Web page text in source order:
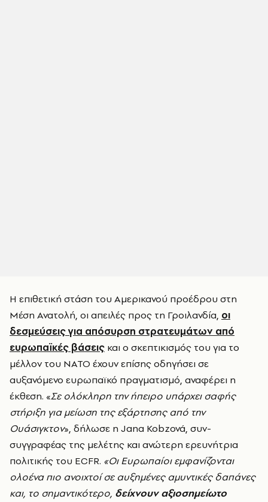
Η επιθετική στάση του Αμερικανού προέδρου στη
Μέση Ανατολή, οι απειλές προς τη Γροιλανδία, οι
δεσμεύσεις για απόσυρση στρατευμάτων από
ευρωπαϊκές βάσεις και ο σκεπτικισμός του για το
μέλλον του ΝΑΤΟ έχουν επίσης οδηγήσει σε
αυξανόμενο ευρωπαϊκό πραγματισμό, αναφέρει η
έκθεση. «Σε ολόκληρη την ήπειρο υπάρχει σαφής
στήριξη για μείωση της εξάρτησης από την
Ουάσιγκτον», δήλωσε η Jana Kobzová, συν-
συγγραφέας της μελέτης και ανώτερη ερευνήτρια
πολιτικής του ECFR. «Οι Ευρωπαίοι εμφανίζονται
ολοένα πιο ανοιχτοί σε αυξημένες αμυντικές δαπάνες
και, το σημαντικότερο, δείχνουν αξιοσημείωτο